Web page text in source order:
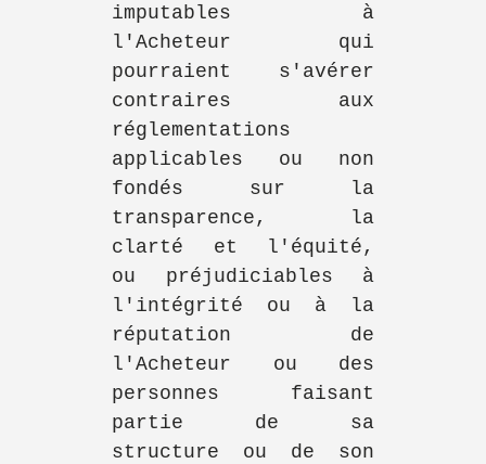
imputables à
l'Acheteur qui
pourraient s'avérer
contraires aux
réglementations
applicables ou non
fondés sur la
transparence, la
clarté et l'équité,
ou préjudiciables à
l'intégrité ou à la
réputation de
l'Acheteur ou des
personnes faisant
partie de sa
structure ou de son